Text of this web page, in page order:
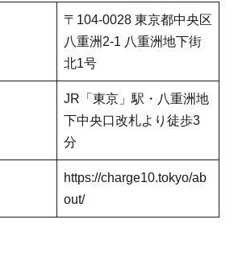
〒104-0028 東京都中央区
八重洲2-1 八重洲地下街
北1号
JR「東京」駅・八重洲地
下中央口改札より徒歩3
分
https://charge10.tokyo/ab
out/